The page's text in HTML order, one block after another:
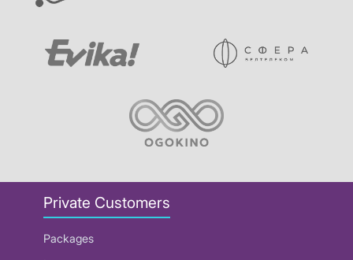
Private Customers
Packages